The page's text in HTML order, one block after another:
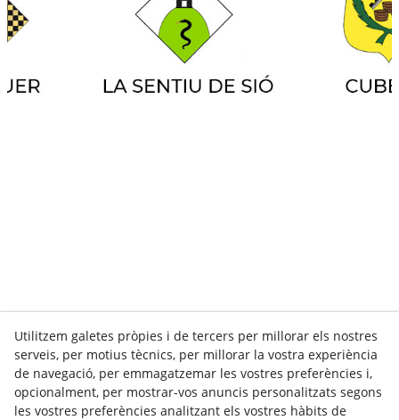
INICIATIVA: Aquesta ruta fou una iniciativa dels 15 municipis,
els quals es van coordinar des d’un primer moment per
consensuar la totalitat de les decisions de la futura ruta.
Utilitzem galetes pròpies i de tercers per millorar els nostres
serveis, per motius tècnics, per millorar la vostra experiència
de navegació, per emmagatzemar les vostres preferències i,
opcionalment, per mostrar-vos anuncis personalitzats segons
les vostres preferències analitzant els vostres hàbits de